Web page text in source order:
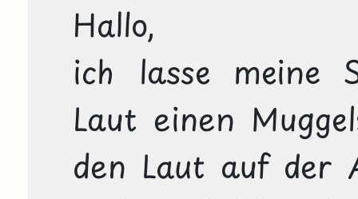
Hallo,
ich lasse meine
Laut einen
den Laut auf der